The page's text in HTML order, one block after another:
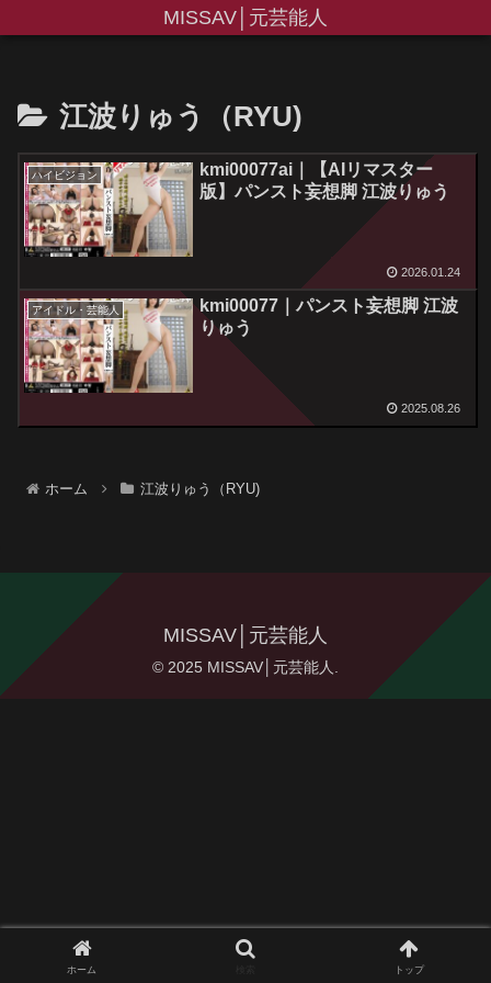
MISSAV│元芸能人
江波りゅう（RYU)
ハイビジョン
kmi00077ai｜【AIリマスター
版】パンスト妄想脚 江波りゅう
2026.01.24
アイドル・芸能人
kmi00077｜パンスト妄想脚 江波
りゅう
2025.08.26
ホーム 江波りゅう（RYU)
MISSAV│元芸能人
© 2025 MISSAV│元芸能人.
ホーム トップ